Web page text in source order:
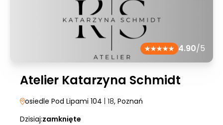
4.90/5
Atelier Katarzyna Schmidt
osiedle Pod Lipami 104 | 18, Poznań
Dzisiaj:zamknięte